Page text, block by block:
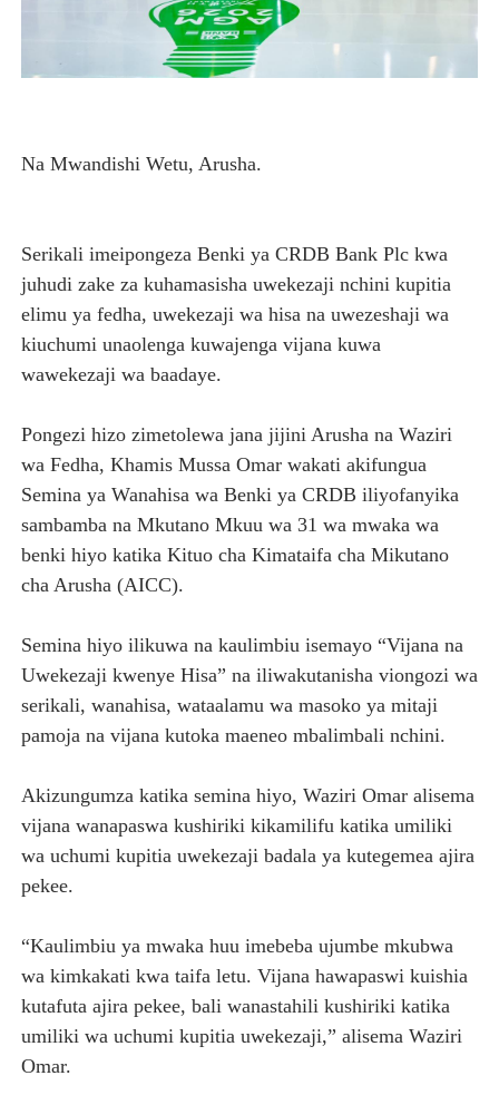
HABARI ZILIZOPEWA UZITO WA JUU KATIKA
TPDC YARIDHISHWA NA MAENDELEO YA UJENZI WA
LONDO AIPONGEZA FCC KWA KUJENGA USHINDANI
MRADI WA KITUO CHA KUONGEZA MSUKUMO WA
HABARI ZILIZOPEWA UZITO WA JUU KATIKA
WIZARA YA MAWASILIANO YATAJA MAFANIKIO
Na Mwandishi Wetu, Arusha.
Serikali imeipongeza Benki ya CRDB Bank Plc kwa
juhudi zake za kuhamasisha uwekezaji nchini kupitia
elimu ya fedha, uwekezaji wa hisa na uwezeshaji wa
kiuchumi unaolenga kuwajenga vijana kuwa
wawekezaji wa baadaye.
Pongezi hizo zimetolewa jana jijini Arusha na Waziri
wa Fedha, Khamis Mussa Omar wakati akifungua
Semina ya Wanahisa wa Benki ya CRDB iliyofanyika
sambamba na Mkutano Mkuu wa 31 wa mwaka wa
benki hiyo katika Kituo cha Kimataifa cha Mikutano
cha Arusha (AICC).
Semina hiyo ilikuwa na kaulimbiu isemayo “Vijana na
Uwekezaji kwenye Hisa” na iliwakutanisha viongozi wa
serikali, wanahisa, wataalamu wa masoko ya mitaji
pamoja na vijana kutoka maeneo mbalimbali nchini.
Akizungumza katika semina hiyo, Waziri Omar alisema
vijana wanapaswa kushiriki kikamilifu katika umiliki
wa uchumi kupitia uwekezaji badala ya kutegemea ajira
pekee.
“Kaulimbiu ya mwaka huu imebeba ujumbe mkubwa
wa kimkakati kwa taifa letu. Vijana hawapaswi kuishia
kutafuta ajira pekee, bali wanastahili kushiriki katika
umiliki wa uchumi kupitia uwekezaji,” alisema Waziri
Omar.